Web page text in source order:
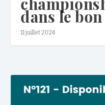
dans le
11 juillet 2024